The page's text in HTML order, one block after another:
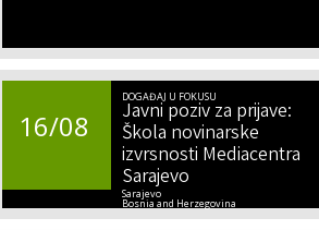
16/08
DOGAĐAJ U FOKUSU
Javni poziv za prijave:
Škola novinarske
izvrsnosti Mediacentra
Sarajevo
Sarajevo
Bosnia and Herzegovina